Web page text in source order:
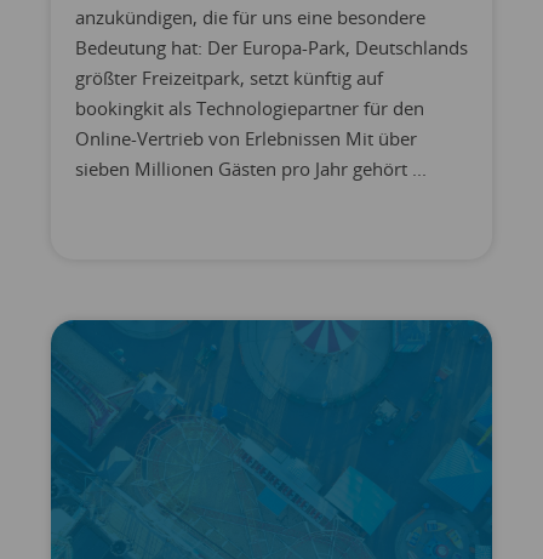
anzukündigen, die für uns eine besondere
Bedeutung hat: Der Europa-Park, Deutschlands
größter Freizeitpark, setzt künftig auf
bookingkit als Technologiepartner für den
Online-Vertrieb von Erlebnissen Mit über
sieben Millionen Gästen pro Jahr gehört ...